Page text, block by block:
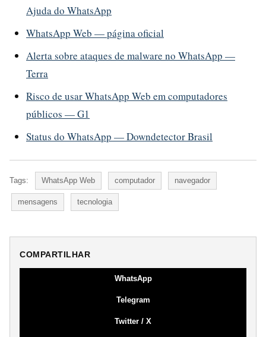
Ajuda do WhatsApp
WhatsApp Web — página oficial
Alerta sobre ataques de malware no WhatsApp —
Terra
Risco de usar WhatsApp Web em computadores
públicos — G1
Status do WhatsApp — Downdetector Brasil
Tags: WhatsApp Web computador navegador
mensagens tecnologia
COMPARTILHAR
WhatsApp
Telegram
Twitter / X